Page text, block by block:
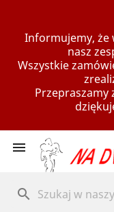
Informujemy, że
nasz
Wszystkie
Przepraszamy

search